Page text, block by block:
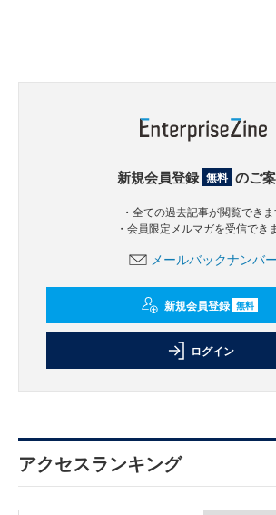
新規会員登録 無料 のご
・全ての過去記事が閲覧でき
・会員限定メルマガを受信でき
メールバックナンバー
新規会員登録 無料
ログイン
アクセスランキング